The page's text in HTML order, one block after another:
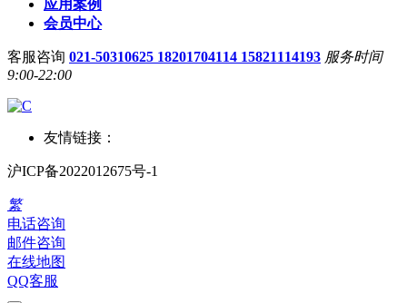
应用案例
会员中心
客服咨询 021-50310625 18201704114 15821114193 服务时间
9:00-22:00
友情链接：
沪ICP备2022012675号-1
繁
电话咨询
邮件咨询
在线地图
QQ客服